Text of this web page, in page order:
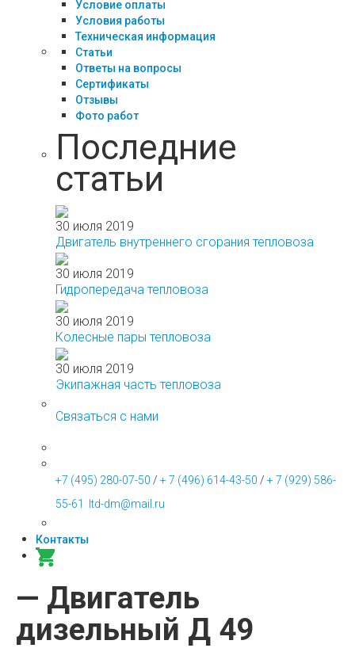
Условие оплаты
Условия работы
Техническая информация
Статьи
Ответы на вопросы
Сертификаты
Отзывы
Фото работ
Последние
статьи
30 июля 2019
Двигатель внутреннего сгорания тепловоза
30 июля 2019
Гидропередача тепловоза
30 июля 2019
Колесные пары тепловоза
30 июля 2019
Экипажная часть тепловоза
Связаться с нами
+7 (495) 280-07-50 / + 7 (496) 614-43-50 / + 7 (929) 586-
55-61
ltd-dm@mail.ru
Контакты
— Двигатель
дизельный Д 49